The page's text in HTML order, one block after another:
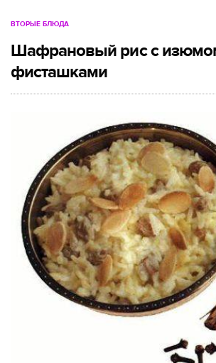
ВТОРЫЕ БЛЮДА
Шафрановый рис с
фисташками